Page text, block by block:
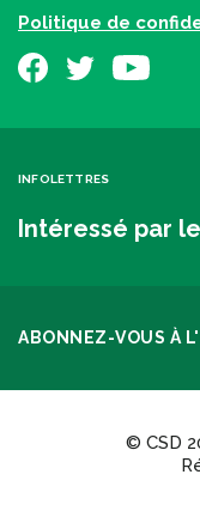
Politique de
INFOLETTRES
Intéressé par
ABONNEZ-VOUS À
© CSD